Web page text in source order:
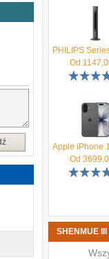
Od
Od
SHENMUE